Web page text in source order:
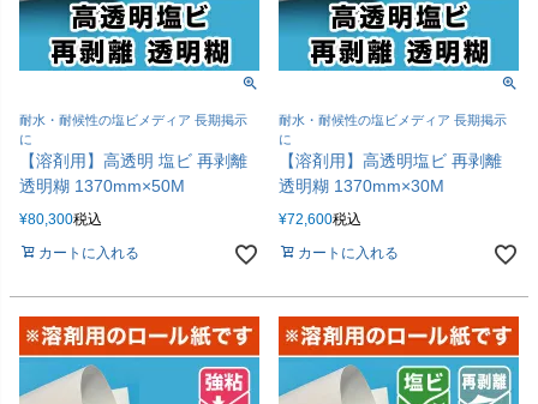
耐水・耐候性の塩ビメディア 長期掲示
に
【溶剤用】高透明 塩ビ 再剥離
透明糊 1370mm×50M
¥80,300税込
カートに入れる
耐水・耐候性の塩ビメディア 長期掲示
に
【溶剤用】高透明塩ビ 再剥離
透明糊 1370mm×30M
¥72,600税込
カートに入れる